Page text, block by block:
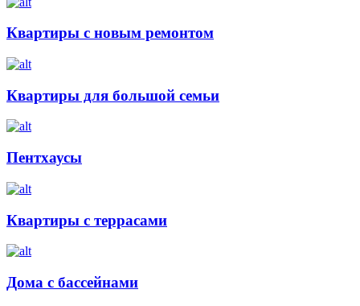
Квартиры с новым ремонтом
Квартиры для большой семьи
Пентхаусы
Квартиры с террасами
Дома с бассейнами